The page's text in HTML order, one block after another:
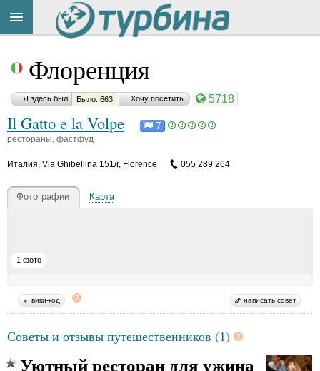
Флоренция
Я здесь был Было: 663 Хочу посетить 5718
Il Gatto e la Volpe 7
рестораны, фастфуд
Италия, Via Ghibellina 151/r, Florence 055 289 264
Фотографии Карта
1 фото
вики-код написать совет
Советы и отзывы путешественников (1)
Уютный ресторан для ужина
на
сайте: